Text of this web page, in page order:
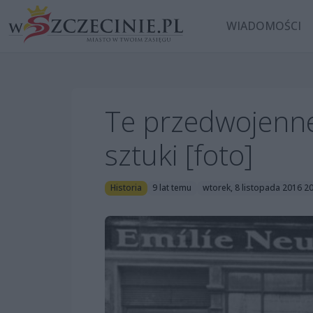
WIADOMOŚCI
Te
sztuki [foto]
Historia 9 lat temu wtorek, 8 listopada 2016